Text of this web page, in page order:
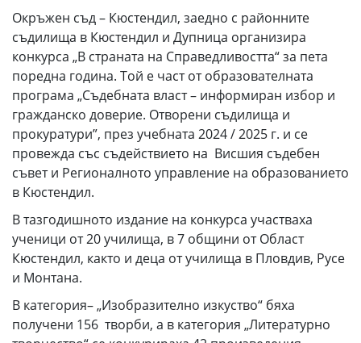
Окръжен съд – Кюстендил, заедно с районните
съдилища в Кюстендил и Дупница организира
конкурса „В страната на Справедливостта“ за пета
поредна година. Той е част от образователната
програма „Съдебната власт – информиран избор и
гражданско доверие. Отворени съдилища и
прокуратури”, през учебната 2024 / 2025 г. и се
провежда със съдействието на Висшия съдебен
съвет и Регионалното управление на образованието
в Кюстендил.
В тазгодишното издание на конкурса участваха
ученици от 20 училища, в 7 общини от Област
Кюстендил, както и деца от училища в Пловдив, Русе
и Монтана.
В категория– „Изобразително изкуство“ бяха
получени 156 творби, а в категория „Литературно